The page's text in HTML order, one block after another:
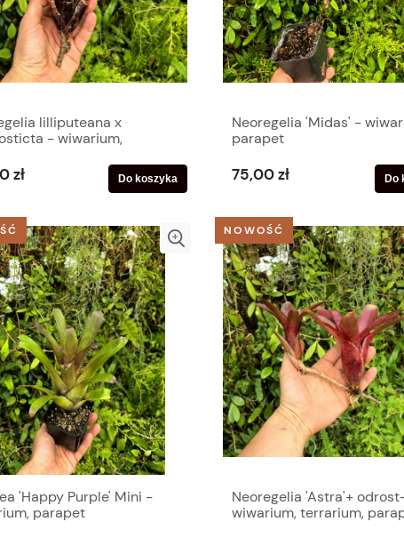
Tillandsia albertiana
Do koszyka
NOWOŚĆ Tillandsia bandensis
rozm.S - terrarium, paludarium
12,00 zł
Cena regularna:
15,00 zł
Do
lilliputeana x
- wiwarium,
zł Do koszyka
Neoregelia 'Midas' -
parapet
75,00 zł Do
'Happy Purple' Mini -
parapet
Neoregelia 'Astra'+
wiwarium, terrarium,
NOWOŚĆ